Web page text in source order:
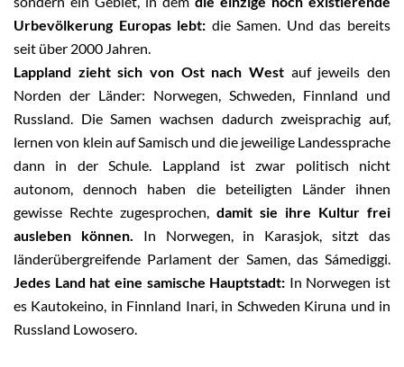
Urbevölkerung Europas lebt: die Samen. Und das bereits
seit über 2000 Jahren.
Lappland zieht sich von Ost nach West auf jeweils den
Norden der Länder: Norwegen, Schweden, Finnland und
Russland. Die Samen wachsen dadurch zweisprachig auf,
lernen von klein auf Samisch und die jeweilige Landessprache
dann in der Schule. Lappland ist zwar politisch nicht
autonom, dennoch haben die beteiligten Länder ihnen
gewisse Rechte zugesprochen, damit sie ihre Kultur frei
ausleben können. In Norwegen, in Karasjok, sitzt das
länderübergreifende Parlament der Samen, das Sámediggi.
Jedes Land hat eine samische Hauptstadt: In Norwegen ist
es Kautokeino, in Finnland Inari, in Schweden Kiruna und in
Russland Lowosero.